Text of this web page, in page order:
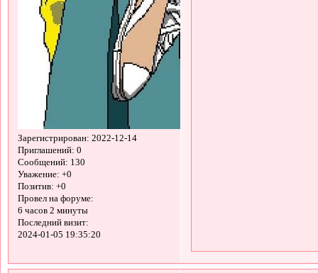
Зарегистрирован: 2022-12-14
Приглашений: 0
Сообщений: 130
Уважение: +0
Позитив: +0
Провел на форуме:
6 часов 2 минуты
Последний визит:
2024-01-05 19:35:20